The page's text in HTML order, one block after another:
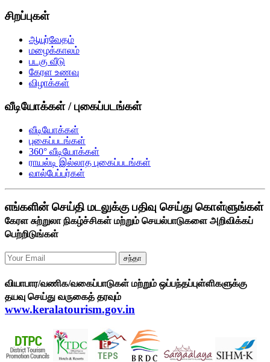
சிறப்புகள்
ஆயுர்வேதம்
மழைக்காலம்
படகு வீடு
கேரள உணவு
விழாக்கள்
வீடியோக்கள் / புகைப்படங்கள்
வீடியோக்கள்
புகைப்படங்கள்
360° வீடியோக்கள்
ராயல்டி இல்லாத புகைப்படங்கள்
வால்பேப்பர்கள்
எங்களின் செய்தி மடலுக்கு பதிவு செய்து கொள்ளுங்கள்
கேரள சுற்றுலா நிகழ்ச்சிகள் மற்றும் செயல்பாடுகளை அறிவிக்கப்
பெற்றிடுங்கள்
சந்தா
வியாபார/வணிக/வகைப்பாடுகள் மற்றும் ஒப்பந்தப்புள்ளிகளுக்கு
தயவு செய்து வருகைத் தரவும்
www.keralatourism.gov.in